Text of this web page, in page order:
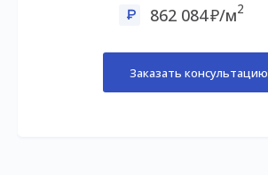
862 084 /м2
Заказать консультацию